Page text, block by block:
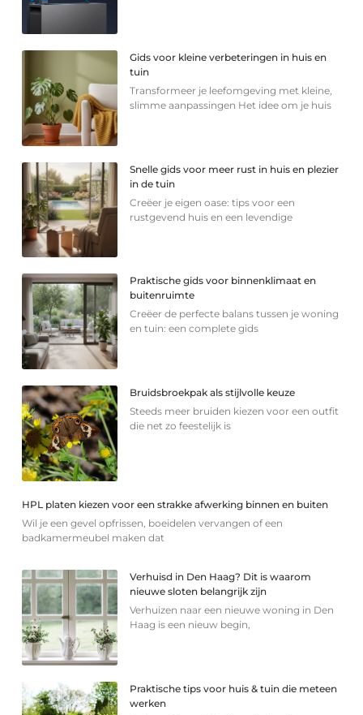
Gids voor kleine verbeteringen in huis en
tuin
Transformeer je leefomgeving met kleine,
slimme aanpassingen Het idee om je huis
Snelle gids voor meer rust in huis en plezier
in de tuin
Creëer je eigen oase: tips voor een
rustgevend huis en een levendige
Praktische gids voor binnenklimaat en
buitenruimte
Creëer de perfecte balans tussen je woning
en tuin: een complete gids
Bruidsbroekpak als stijlvolle keuze
Steeds meer bruiden kiezen voor een outfit
die net zo feestelijk is
HPL platen kiezen voor een strakke afwerking binnen en buiten
Wil je een gevel opfrissen, boeidelen vervangen of een
badkamermeubel maken dat
Verhuisd in Den Haag? Dit is waarom
nieuwe sloten belangrijk zijn
Verhuizen naar een nieuwe woning in Den
Haag is een nieuw begin,
Praktische tips voor huis & tuin die meteen
werken